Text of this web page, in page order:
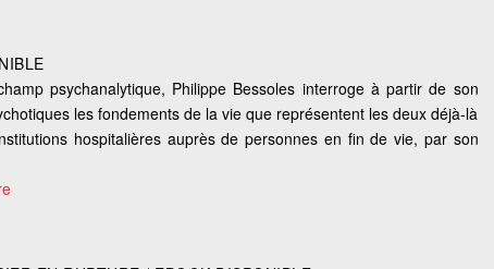
psychanalytique, Philippe Bessoles interroge à partir de son
les fondements de la vie que représentent les deux déjà-là
hospitalières auprès de personnes en fin de vie, par son